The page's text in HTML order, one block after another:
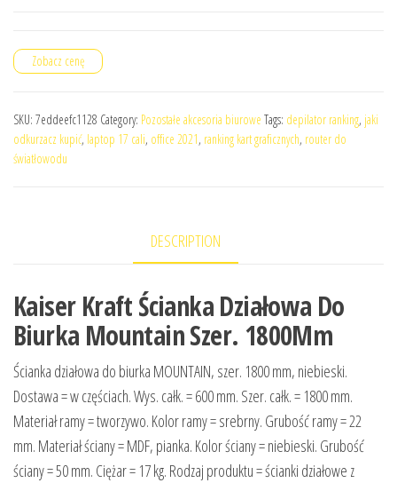
Zobacz cenę
SKU: 7eddeefc1128 Category: Pozostałe akcesoria biurowe Tags: depilator ranking, jaki
odkurzacz kupić, laptop 17 cali, office 2021, ranking kart graficznych, router do
światłowodu
DESCRIPTION
Kaiser Kraft Ścianka Działowa Do
Biurka Mountain Szer. 1800Mm
Ścianka działowa do biurka MOUNTAIN, szer. 1800 mm, niebieski.
Dostawa = w częściach. Wys. całk. = 600 mm. Szer. całk. = 1800 mm.
Materiał ramy = tworzywo. Kolor ramy = srebrny. Grubość ramy = 22
mm. Materiał ściany = MDF, pianka. Kolor ściany = niebieski. Grubość
ściany = 50 mm. Ciężar = 17 kg. Rodzaj produktu = ścianki działowe z